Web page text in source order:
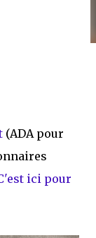
(ADA pour
ici pour